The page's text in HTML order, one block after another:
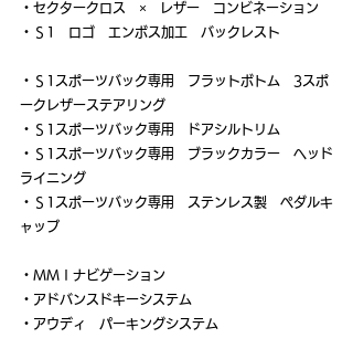
・セクタークロス　×　レザー　コンビネーション
・Ｓ1　ロゴ　エンボス加工　バックレスト
・Ｓ1スポーツバック専用　フラットボトム　3スポ
ークレザーステアリング
・Ｓ1スポーツバック専用　ドアシルトリム
・Ｓ1スポーツバック専用　ブラックカラー　ヘッド
ライニング
・Ｓ1スポーツバック専用　ステンレス製　ペダルキ
ャップ
・ＭＭＩナビゲーション
・アドバンスドキーシステム
・アウディ　パーキングシステム